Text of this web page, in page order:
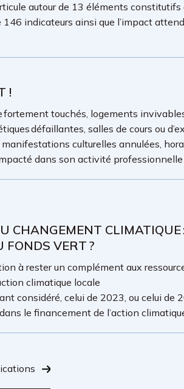
autour de 13 éléments
146 indicateurs ainsi que l’impact
!
fortement touchés, logements
défaillantes, salles de cours ou
culturelles annulées,
dans son activité
CHANGEMENT CLIMATIQUE
VERT ?
à rester un complément aux
climatique locale
considéré, celui de 2023, ou celui de
le financement de l’action